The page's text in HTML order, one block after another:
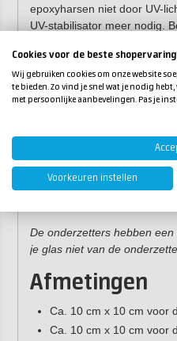
epoxyharsen niet door UV-
UV-stabilisator meer nodig.
Gebruik deUltraCast
van onderzetters te
de kans op kringen op jouw
Vormen:vierkant, rond en
set van vier dezelfde
De onderzetters hebben
je glas niet van de
Afmetingen
Ca. 10 cm x 10 cm voor
Ca. 10 cm x 10 cm voor
Cookies voor de beste
Wij gebruiken cookies om onze website
te bieden. Zo vind je snel wat je nodig
met persoonlijke aanbevelingen. Pas je
Voorkeuren instellen